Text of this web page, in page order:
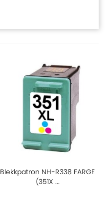
Blekkpatron NH-R338 FARGE
(351X ...